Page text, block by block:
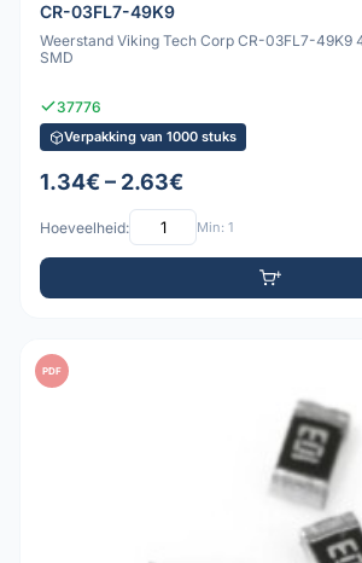
CR-03FL7-49K9
Weerstand Viking Tech Corp CR-03FL7-49K9
SMD
37776
Verpakking van 1000 stuks
1.34€ – 2.63€
Hoeveelheid: Min: 1
PDF